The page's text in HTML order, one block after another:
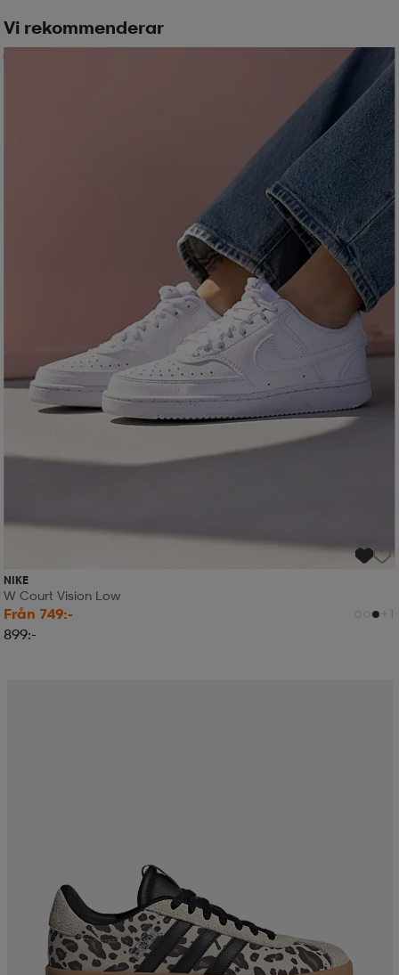
Vi rekommenderar
NIKE
W Court Vision Low
+1
Från 749:-
899:-